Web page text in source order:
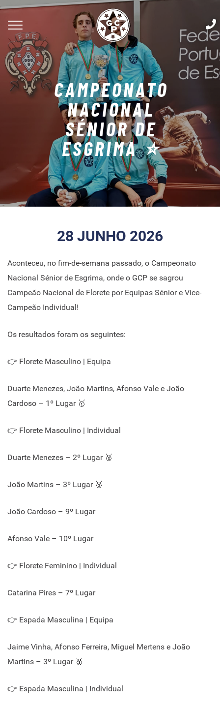
CAMPEONATO
NACIONAL
SÉNIOR DE
ESGRIMA ⭐
28 JUNHO 2026
Aconteceu, no fim-de-semana passado, o Campeonato
Nacional Sénior de Esgrima, onde o GCP se sagrou
Campeão Nacional de Florete por Equipas Sénior e Vice-
Campeão Individual!
Os resultados foram os seguintes:
👉 Florete Masculino | Equipa
Duarte Menezes, João Martins, Afonso Vale e João
Cardoso – 1º Lugar 🥇
👉 Florete Masculino | Individual
Duarte Menezes – 2º Lugar 🥈
João Martins – 3º Lugar 🥉
João Cardoso – 9º Lugar
Afonso Vale – 10º Lugar
👉 Florete Feminino | Individual
Catarina Pires – 7º Lugar
👉 Espada Masculina | Equipa
Jaime Vinha, Afonso Ferreira, Miguel Mertens e João
Martins – 3º Lugar 🥉
👉 Espada Masculina | Individual